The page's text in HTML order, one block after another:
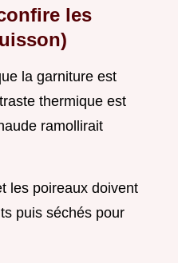
les
la garniture est
thermique est
ramollirait
les poireaux doivent
puis séchés pour